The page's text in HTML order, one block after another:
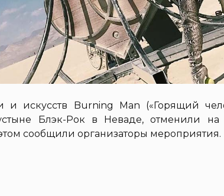
и искусств Burning Man («Горящий
Блэк-Рок в Неваде, отменили
сообщили организаторы мероприятия.